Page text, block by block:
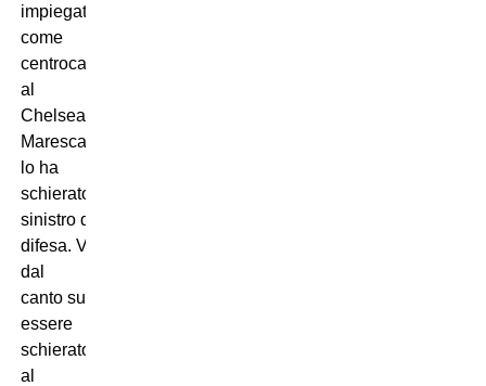
impiegato
come
centrocampista, mentre
al
Chelsea
Maresca
lo ha
schierato da terzino
sinistro di
difesa. Veiga,
dal
canto suo, può anche
essere
schierato
al